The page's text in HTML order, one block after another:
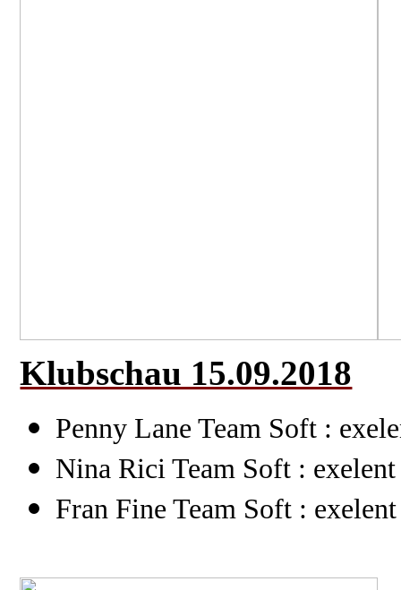
Klubschau 15.09.2018
Penny Lane Team Soft :
Nina Rici Team Soft : exelent
Fran Fine Team Soft : exelent